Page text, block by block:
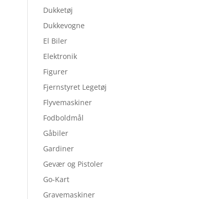
Dukketøj
Dukkevogne
El Biler
Elektronik
Figurer
Fjernstyret Legetøj
Flyvemaskiner
Fodboldmål
Gåbiler
Gardiner
Gevær og Pistoler
Go-Kart
Gravemaskiner